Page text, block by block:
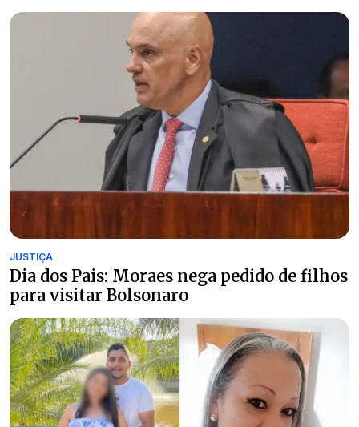
JUSTIÇA
Dia dos Pais: Moraes nega pedido de filhos
para visitar Bolsonaro